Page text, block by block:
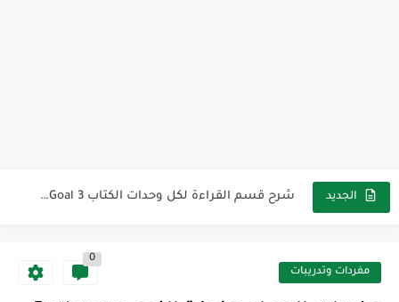
الجديد شرح قسم القراءة لكل وحدات الكتاب Super Goal 3 -...
مفردات وتدريبات
0